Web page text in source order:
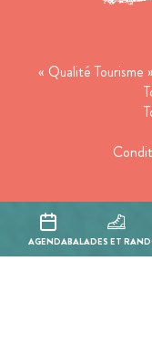
AGENDABALADES ET
« Qualité